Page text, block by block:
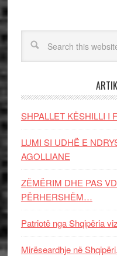
SHPALLET KËSHILLI I
LUMI SI UDHË E
AGOLLIANE
ZËMËRIM DHE PAS
PËRHERSHËM…
Patriotë nga Shqipëria
Mirëseardhje në